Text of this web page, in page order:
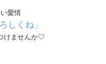
愛情
しくね」
けませんか♡